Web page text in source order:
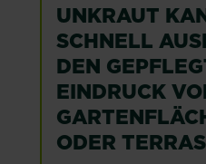
UNKRAUT
SCHNELL
DEN
EINDRUCK
ODER